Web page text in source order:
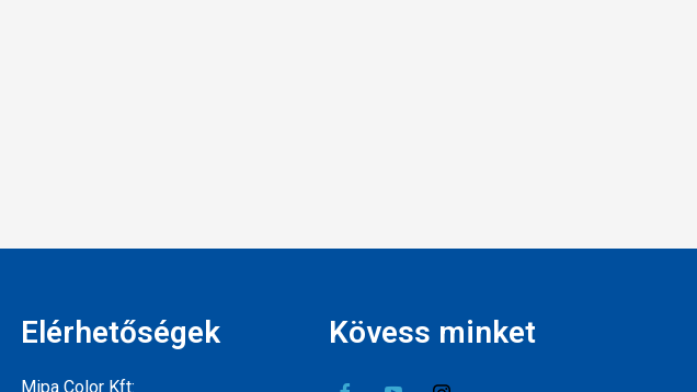
Elérhetőségek
Mipa Color Kft:
Kövess minket